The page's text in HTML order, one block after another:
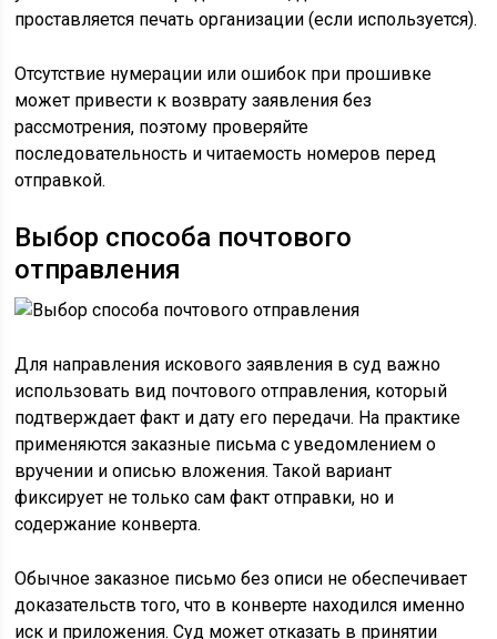
проставляется печать организации (если используется).
Отсутствие нумерации или ошибок при прошивке
может привести к возврату заявления без
рассмотрения, поэтому проверяйте
последовательность и читаемость номеров перед
отправкой.
Выбор способа почтового
отправления
Для направления искового заявления в суд важно
использовать вид почтового отправления, который
подтверждает факт и дату его передачи. На практике
применяются заказные письма с уведомлением о
вручении и описью вложения. Такой вариант
фиксирует не только сам факт отправки, но и
содержание конверта.
Обычное заказное письмо без описи не обеспечивает
доказательств того, что в конверте находился именно
иск и приложения. Суд может отказать в принятии